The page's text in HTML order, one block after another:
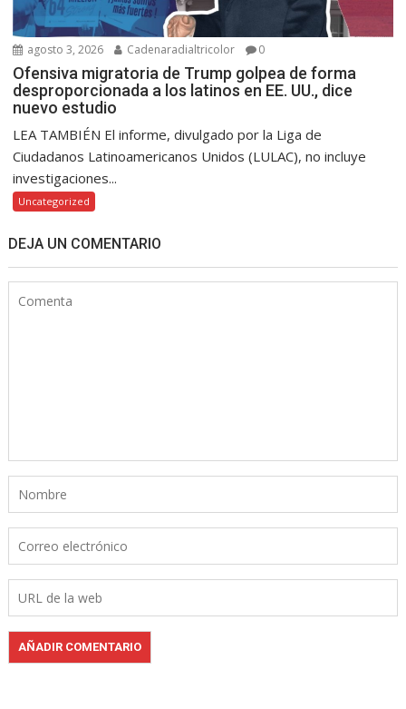
agosto 3, 2026 Cadenaradialtricolor 0
Ofensiva migratoria de Trump golpea de forma
desproporcionada a los latinos en EE. UU., dice
nuevo estudio
LEA TAMBIÉN El informe, divulgado por la Liga de
Ciudadanos Latinoamericanos Unidos (LULAC), no incluye
investigaciones...
Uncategorized
DEJA UN COMENTARIO